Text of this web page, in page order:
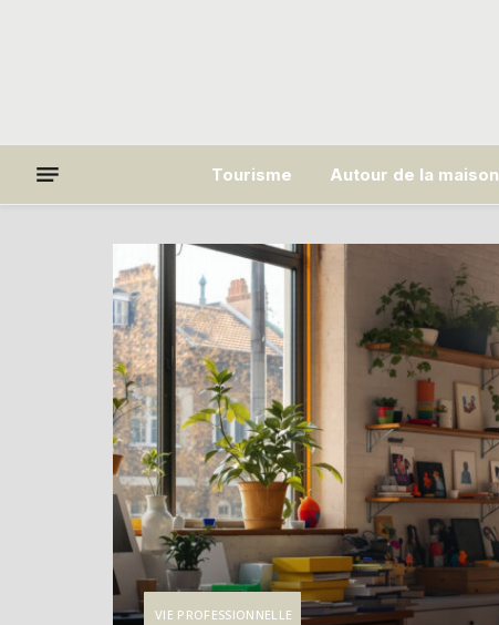
Tourisme Autour de la maison
VIE PROFESSIONNELLE